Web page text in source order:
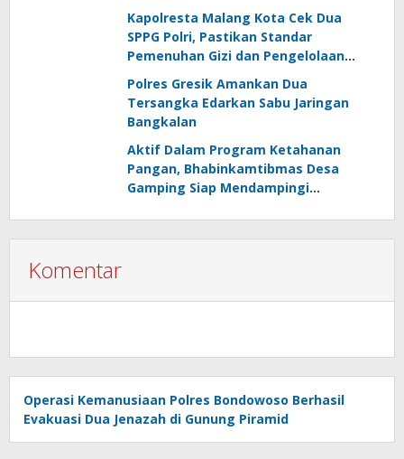
Kapolresta Malang Kota Cek Dua
SPPG Polri, Pastikan Standar
Pemenuhan Gizi dan Pengelolaan
Limbah Berjalan Optimal
Polres Gresik Amankan Dua
Tersangka Edarkan Sabu Jaringan
Bangkalan
Aktif Dalam Program Ketahanan
Pangan, Bhabinkamtibmas Desa
Gamping Siap Mendampingi
Komentar
Operasi Kemanusiaan Polres Bondowoso Berhasil
Evakuasi Dua Jenazah di Gunung Piramid